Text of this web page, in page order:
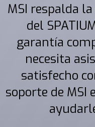
MSI respalda
del
garantía
necesita
satisfecho
soporte de MSI